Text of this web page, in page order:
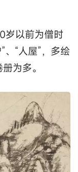
岁以前为僧时
、“人屋”，多绘
为多。